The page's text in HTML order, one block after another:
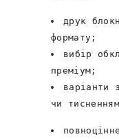
друк
формату;
вибір
преміум;
варіанти
чи